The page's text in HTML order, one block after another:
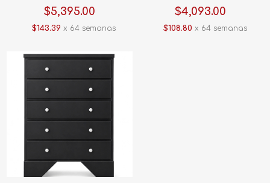
$5,395.00
$143.39 x 64 semanas
$4,093.00
$108.80 x 64 semanas